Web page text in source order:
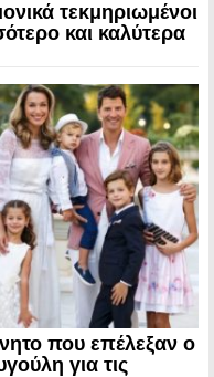
τεκμηριωμένοι
και καλύτερα
που επέλεξαν ο
για τις